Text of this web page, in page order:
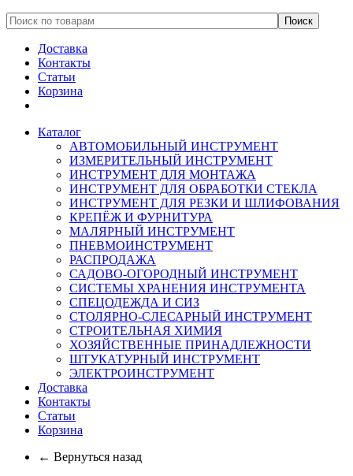
Доставка
Контакты
Статьи
Корзина
Каталог
АВТОМОБИЛЬНЫЙ ИНСТРУМЕНТ
ИЗМЕРИТЕЛЬНЫЙ ИНСТРУМЕНТ
ИНСТРУМЕНТ ДЛЯ МОНТАЖА
ИНСТРУМЕНТ ДЛЯ ОБРАБОТКИ СТЕКЛА
ИНСТРУМЕНТ ДЛЯ РЕЗКИ И ШЛИФОВАНИЯ
КРЕПЁЖ И ФУРНИТУРА
МАЛЯРНЫЙ ИНСТРУМЕНТ
ПНЕВМОИНСТРУМЕНТ
РАСПРОДАЖА
САДОВО-ОГОРОДНЫЙ ИНСТРУМЕНТ
СИСТЕМЫ ХРАНЕНИЯ ИНСТРУМЕНТА
СПЕЦОДЕЖДА И СИЗ
СТОЛЯРНО-СЛЕСАРНЫЙ ИНСТРУМЕНТ
СТРОИТЕЛЬНАЯ ХИМИЯ
ХОЗЯЙСТВЕННЫЕ ПРИНАДЛЕЖНОСТИ
ШТУКАТУРНЫЙ ИНСТРУМЕНТ
ЭЛЕКТРОИНСТРУМЕНТ
Доставка
Контакты
Статьи
Корзина
← Вернуться назад